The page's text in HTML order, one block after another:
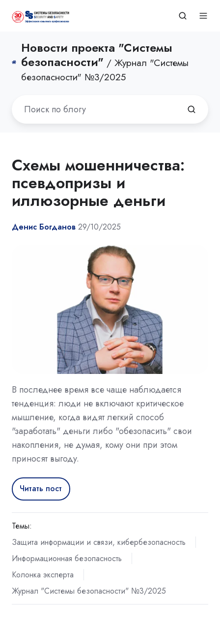
Новости проекта "Системы
безопасности" / Журнал "Системы
безопасности" №3/2025
Схемы мошенничества:
псевдопризы и
иллюзорные деньги
Денис Богданов 29/10/2025
В последнее время все чаще наблюдается
тенденция: люди не включают критическое
мышление, когда видят легкий способ
"заработать" деньги либо "обезопасить" свои
накопления, не думая, кому они при этом
приносят выгоду.
Читать пост
Темы:
Защита информации и связи, кибербезопасность
Информационная безопасность
Колонка эксперта
Журнал "Системы безопасности" №3/2025